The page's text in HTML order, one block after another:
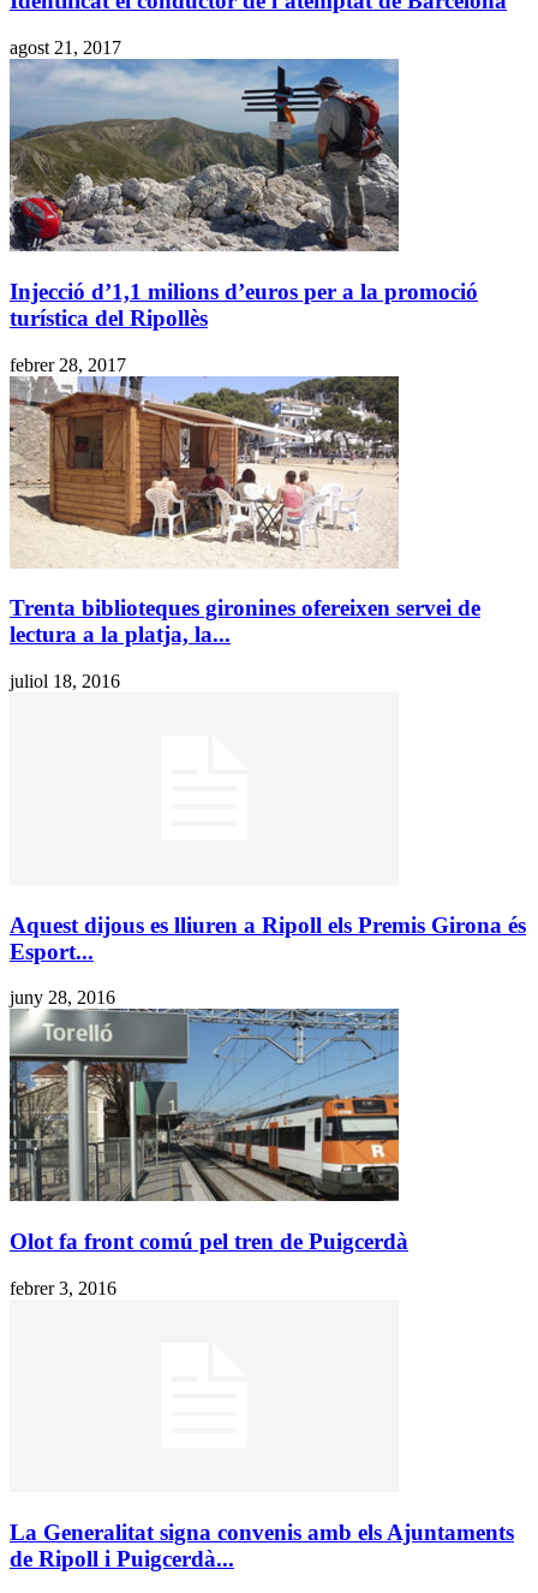
agost 21, 2017
Injecció d’1,1 milions d’euros per a la promoció
turística del Ripollès
febrer 28, 2017
Trenta biblioteques gironines ofereixen servei de
lectura a la platja, la...
juliol 18, 2016
Aquest dijous es lliuren a Ripoll els Premis Girona és
Esport...
juny 28, 2016
Olot fa front comú pel tren de Puigcerdà
febrer 3, 2016
La Generalitat signa convenis amb els Ajuntaments
de Ripoll i Puigcerdà...